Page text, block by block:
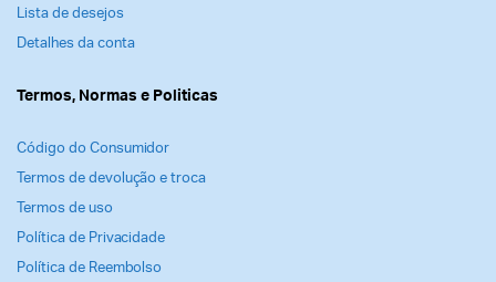
Lista de desejos
Detalhes da conta
Termos, Normas e Politicas
Código do Consumidor
Termos de devolução e troca
Termos de uso
Política de Privacidade
Política de Reembolso